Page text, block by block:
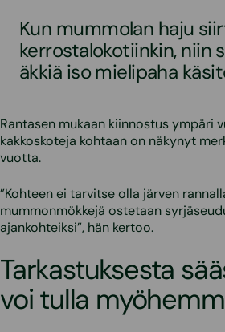
Kun mummolan haju
kerrostalokotiinkin, niin
äkkiä iso mielipaha
Rantasen mukaan kiinnostus ympäri
kakkoskoteja kohtaan on näkynyt
vuotta.
”Kohteen ei tarvitse olla järven
mummonmökkejä ostetaan
ajankohteiksi”, hän kertoo.
Tarkastuksesta
voi tulla